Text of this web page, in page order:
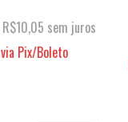
R$10,05 sem juros
via Pix/Boleto